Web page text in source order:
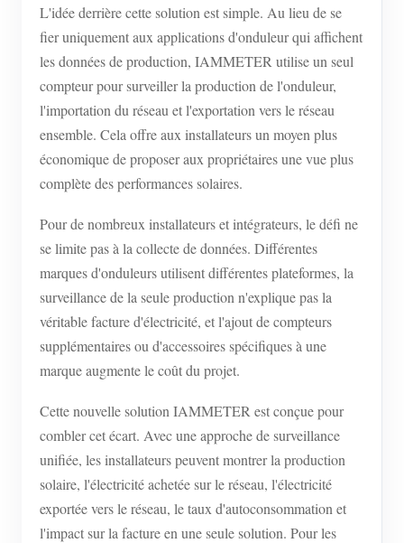
Système de contrôle du chauffage PV
Domotique
Surveillance énergétique d’usine
Démarrage rapide du produit
Documentation
Vidéo tutorielle
FAQ
Actualités
Blogs
Communauté
Programme contributeur
Centre des contributeurs
Activités IAMMETER
Forum
App Store
Explorer le site
Classement PV
Solutions
Contact
À propos de nous
L'idée derrière cette solution est simple. Au lieu de se
fier uniquement aux applications d'onduleur qui affichent
les données de production, IAMMETER utilise un seul
compteur pour surveiller la production de l'onduleur,
l'importation du réseau et l'exportation vers le réseau
ensemble. Cela offre aux installateurs un moyen plus
économique de proposer aux propriétaires une vue plus
complète des performances solaires.
Pour de nombreux installateurs et intégrateurs, le défi ne
se limite pas à la collecte de données. Différentes
marques d'onduleurs utilisent différentes plateformes, la
surveillance de la seule production n'explique pas la
véritable facture d'électricité, et l'ajout de compteurs
supplémentaires ou d'accessoires spécifiques à une
marque augmente le coût du projet.
Cette nouvelle solution IAMMETER est conçue pour
combler cet écart. Avec une approche de surveillance
unifiée, les installateurs peuvent montrer la production
solaire, l'électricité achetée sur le réseau, l'électricité
exportée vers le réseau, le taux d'autoconsommation et
l'impact sur la facture en une seule solution. Pour les